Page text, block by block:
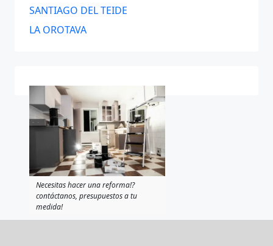
SANTIAGO DEL TEIDE
LA OROTAVA
Necesitas hacer una reforma!?
contáctanos, presupuestos a tu
medida!